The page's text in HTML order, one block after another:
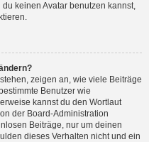
keinen Avatar benutzen kannst,
zeigen an, wie viele Beiträge
Benutzer wie
kannst du den Wortlaut
der Board-Administration
Beiträge, nur um deinen
dieses Verhalten nicht und ein